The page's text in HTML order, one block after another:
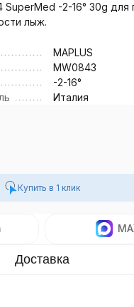
SuperMed -2-16° 30g для
лыж.
MAPLUS
MW0843
-2-16°
Италия
Купить в 1 клик